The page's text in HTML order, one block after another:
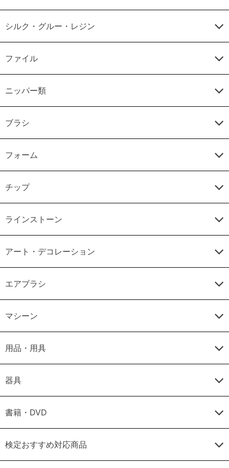
シルク・グルー・レジン
ファイル
ニッパー類
ブラシ
フォーム
チップ
ラインストーン
アート・デコレーション
エアブラシ
マシーン
用品・用具
器具
書籍・DVD
検定おすすめ対応商品